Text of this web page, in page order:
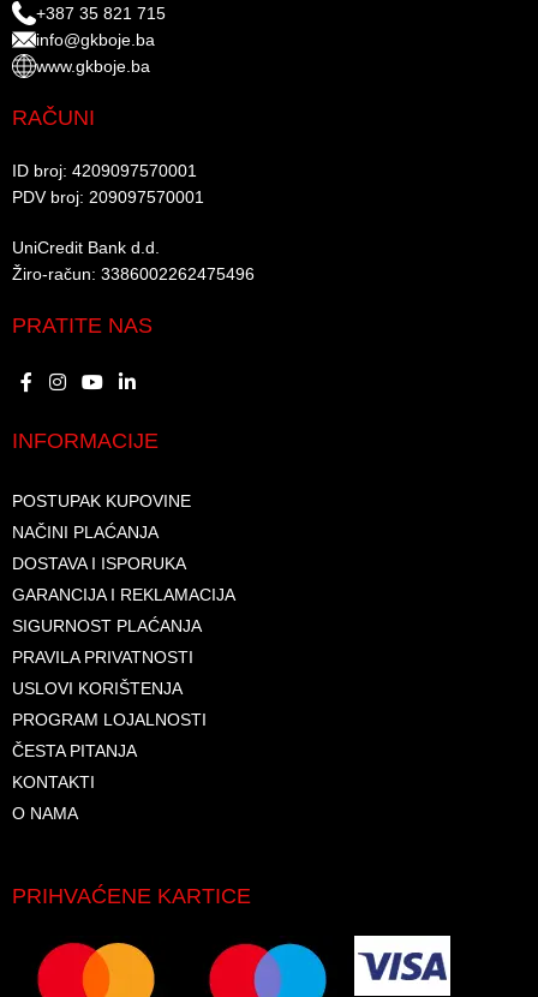
+387 35 821 715
info@gkboje.ba
www.gkboje.ba
RAČUNI
ID broj: 4209097570001​
PDV broj: 209097570001 ​
UniCredit Bank d.d.​
Žiro-račun: 3386002262475496​​
PRATITE NAS
INFORMACIJE
POSTUPAK KUPOVINE
NAČINI PLAĆANJA
DOSTAVA I ISPORUKA
GARANCIJA I REKLAMACIJA
SIGURNOST PLAĆANJA
PRAVILA PRIVATNOSTI
USLOVI KORIŠTENJA
PROGRAM LOJALNOSTI
ČESTA PITANJA
KONTAKTI
O NAMA
PRIHVAĆENE KARTICE